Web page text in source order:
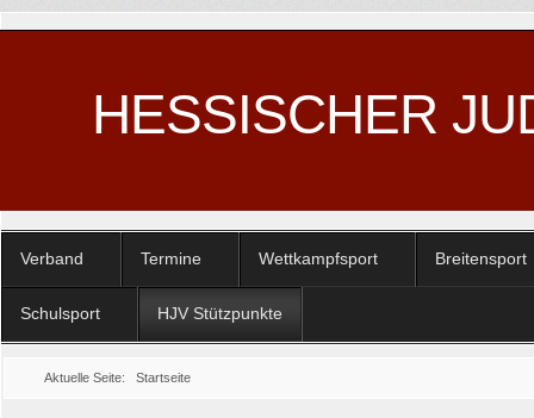
HESSISCHER
Verband Termine Wettkampfsport Breitensport
Schulsport HJV Stützpunkte
Aktuelle Seite: Startseite